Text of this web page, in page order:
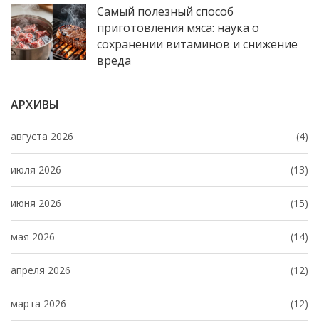
Самый полезный способ
приготовления мяса: наука о
сохранении витаминов и снижение
вреда
АРХИВЫ
августа 2026 (4)
июля 2026 (13)
июня 2026 (15)
мая 2026 (14)
апреля 2026 (12)
марта 2026 (12)